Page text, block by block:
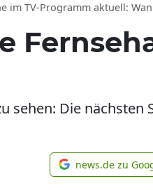
Programm aktuell: Wann
sehen: Die nächsten
news.de zu